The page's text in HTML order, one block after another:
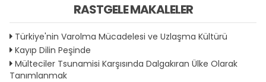
RASTGELE MAKALELER
Türkiye'nin Varolma Mücadelesi ve Uzlaşma Kültürü
Kayıp Dilin Peşinde
Mülteciler Tsunamisi Karşısında Dalgakıran Ülke Olarak
Tanımlanmak